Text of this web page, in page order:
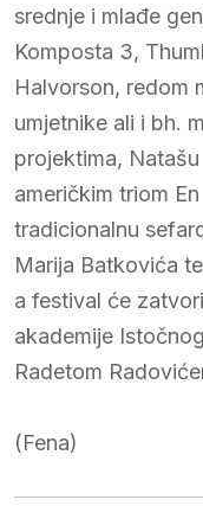
srednje i mlađe
Komposta 3,
Halvorson, redom
umjetnike ali i bh.
projektima,
američkim triom
tradicionalnu
Marija Batkovića
a festival će
akademije
Radetom
(Fena)